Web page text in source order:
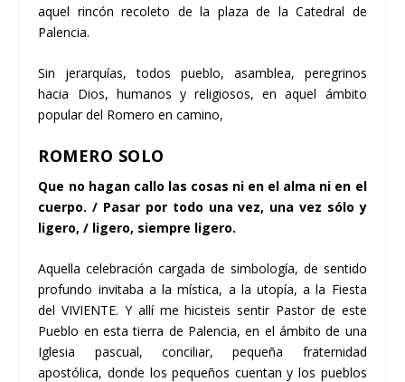
aquel rincón recoleto de la plaza de la Catedral de
Palencia.
Sin jerarquías, todos pueblo, asamblea, peregrinos
hacia Dios, humanos y religiosos, en aquel ámbito
popular del Romero en camino,
ROMERO SOLO
Que no hagan callo las cosas ni en el alma ni en el
cuerpo. / Pasar por todo una vez, una vez sólo y
ligero, / ligero, siempre ligero.
Aquella celebración cargada de simbología, de sentido
profundo invitaba a la mística, a la utopía, a la Fiesta
del VIVIENTE. Y allí me hicisteis sentir Pastor de este
Pueblo en esta tierra de Palencia, en el ámbito de una
Iglesia pascual, conciliar, pequeña fraternidad
apostólica, donde los pequeños cuentan y los pueblos